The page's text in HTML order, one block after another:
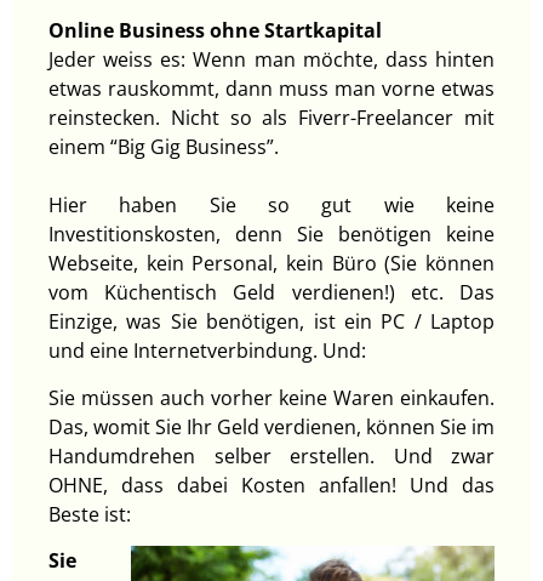
Online Business ohne Startkapital
Jeder weiss es: Wenn man möchte, dass hinten
etwas rauskommt, dann muss man vorne etwas
reinstecken. Nicht so als Fiverr-Freelancer mit
einem “Big Gig Business”.
Hier haben Sie so gut wie keine
Investitionskosten, denn Sie benötigen keine
Webseite, kein Personal, kein Büro (Sie können
vom Küchentisch Geld verdienen!) etc. Das
Einzige, was Sie benötigen, ist ein PC / Laptop
und eine Internetverbindung. Und:
Sie müssen auch vorher keine Waren einkaufen.
Das, womit Sie Ihr Geld verdienen, können Sie im
Handumdrehen selber erstellen. Und zwar
OHNE, dass dabei Kosten anfallen! Und das
Beste ist:
Sie